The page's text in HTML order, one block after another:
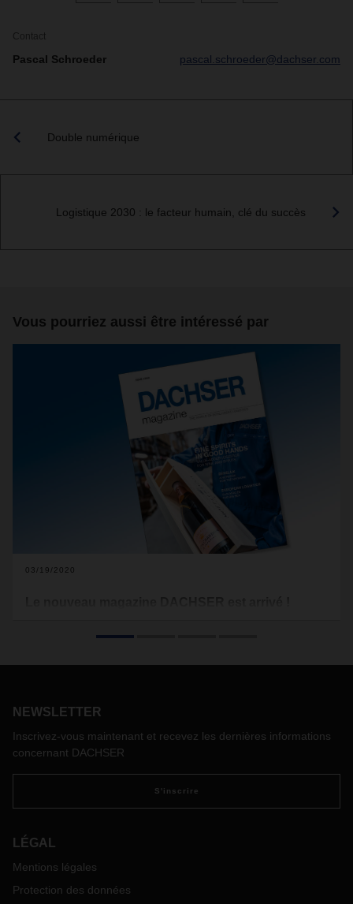
Contact
Pascal Schroeder pascal.schroeder@dachser.com
Double numérique
Logistique 2030 : le facteur humain, clé du succès
Vous pourriez aussi être intéressé par
03/19/2020
nécessite une logistique de qualité.
NEWSLETTER
Inscrivez-vous maintenant et recevez les dernières informations
concernant DACHSER
S'inscrire
LÉGAL
Mentions légales
Protection des données